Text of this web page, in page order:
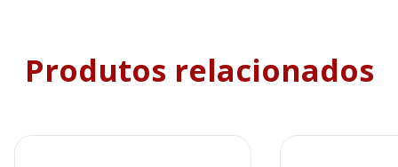
Produtos relacionados